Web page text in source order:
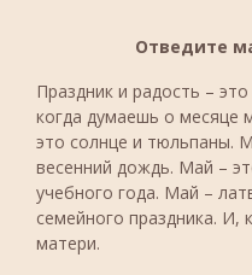
Отведите
Праздник и радость –
когда думаешь о месяце
это солнце и тюльпаны.
весенний дождь. Май –
учебного года. Май –
семейного праздника. И,
матери.